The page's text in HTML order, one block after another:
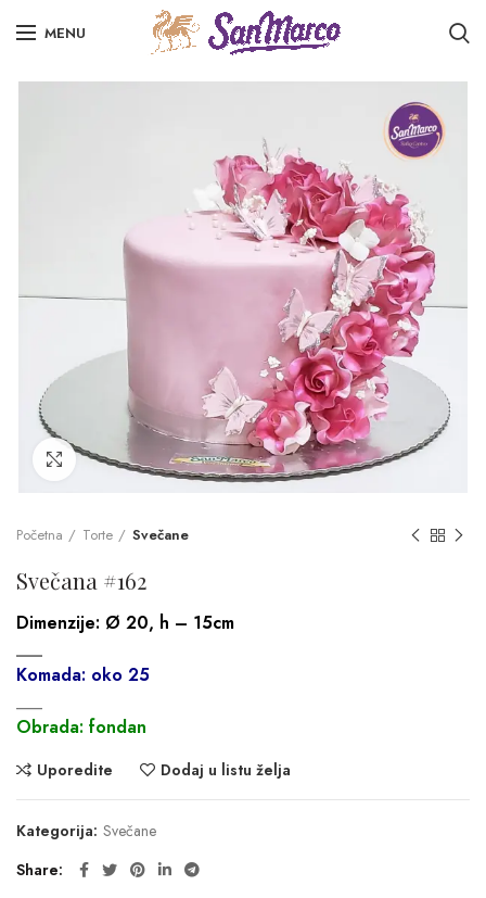
MENU
Click to enlarge
Početna Torte Svečane
Svečana #162
Dimenzije: Ø 20, h – 15cm
___
Komada: oko 25
Obrada: fondan
Uporedite Dodaj u listu želja
Kategorija: Svečane
Share